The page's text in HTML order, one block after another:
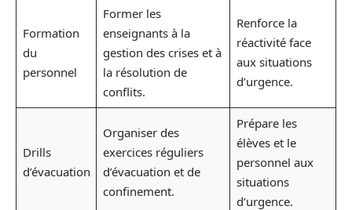
Formation
du
personnel
Former les
enseignants à la
gestion des crises et à
la résolution de
conflits.
Renforce la
réactivité face
aux situations
d’urgence.
Drills
d’évacuation
Organiser des
exercices réguliers
d’évacuation et de
confinement.
Prépare les
élèves et le
personnel aux
situations
d’urgence.